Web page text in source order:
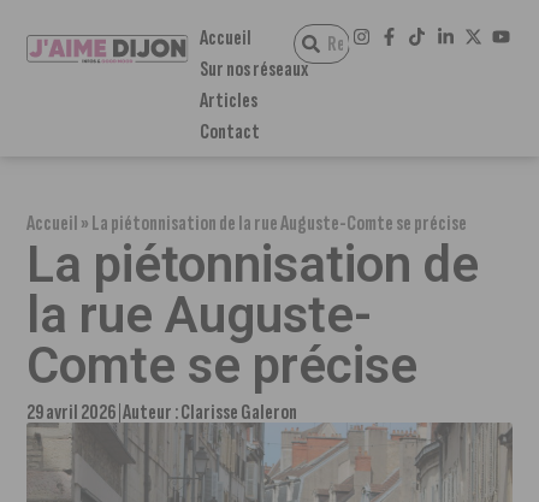
Accueil
Sur nos réseaux
Articles
Contact
Accueil»La piétonnisation de la rue Auguste-Comte se précise
La piétonnisation de
la rue Auguste-
Comte se précise
29 avril 2026 Auteur :Clarisse Galeron